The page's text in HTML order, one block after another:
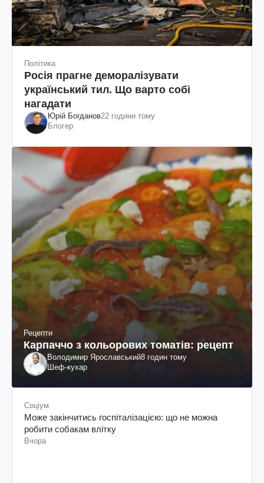
Політика
Росія прагне деморалізувати
український тил. Що варто собі
нагадати
Юрій Богданов22 години тому
Блогер
Рецепти
Карпаччо з кольорових томатів: рецепт
Володимир Ярославський8 годин тому
Шеф-кухар
Соціум
Може закінчитись госпіталізацією: що не можна
робити собакам влітку
Вчора